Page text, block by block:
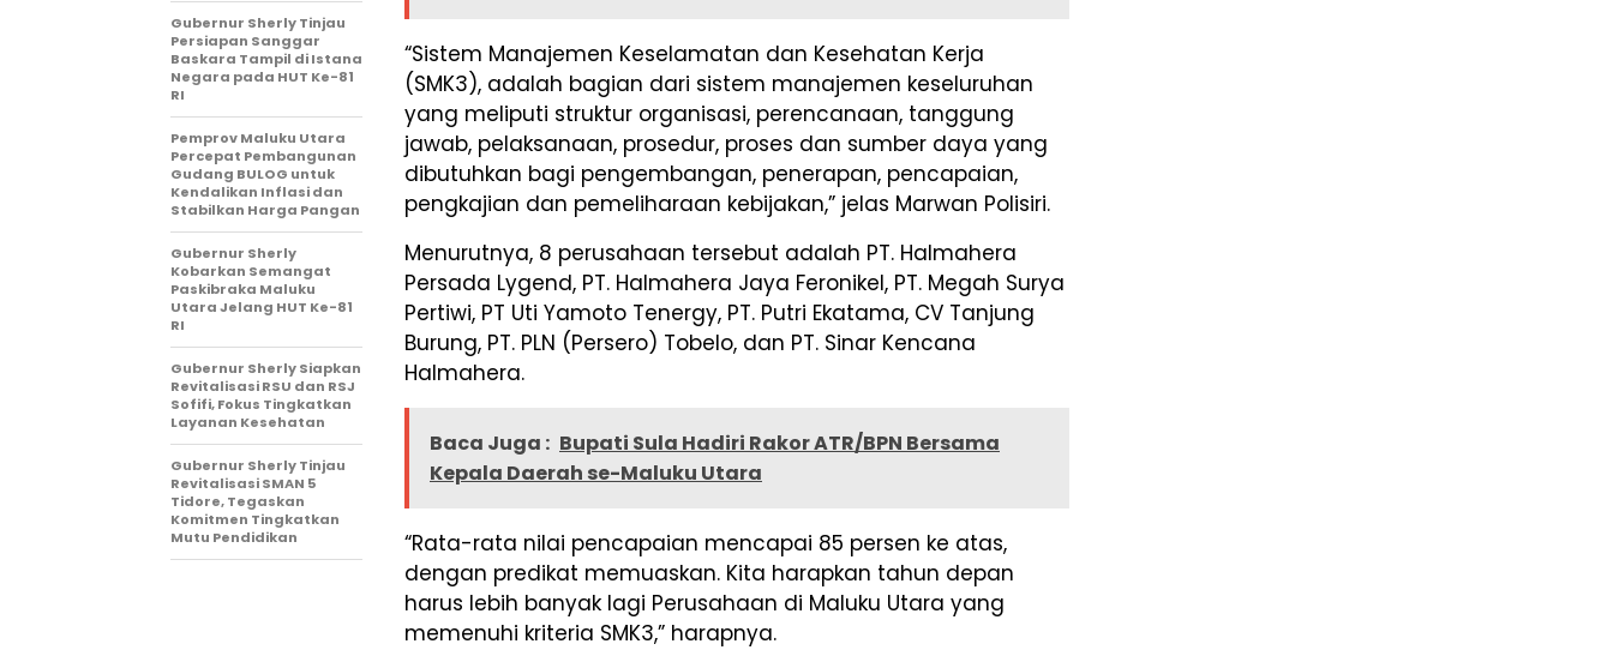
“Sistem Manajemen Keselamatan dan Kesehatan Kerja
(SMK3), adalah bagian dari sistem manajemen keseluruhan
yang meliputi struktur organisasi, perencanaan, tanggung
jawab, pelaksanaan, prosedur, proses dan sumber daya yang
dibutuhkan bagi pengembangan, penerapan, pencapaian,
pengkajian dan pemeliharaan kebijakan,” jelas Marwan Polisiri.
Menurutnya, 8 perusahaan tersebut adalah PT. Halmahera
Persada Lygend, PT. Halmahera Jaya Feronikel, PT. Megah Surya
Pertiwi, PT Uti Yamoto Tenergy, PT. Putri Ekatama, CV Tanjung
Burung, PT. PLN (Persero) Tobelo, dan PT. Sinar Kencana
Halmahera.
Baca Juga : Bupati Sula Hadiri Rakor ATR/BPN Bersama
Kepala Daerah se-Maluku Utara
“Rata-rata nilai pencapaian mencapai 85 persen ke atas,
dengan predikat memuaskan. Kita harapkan tahun depan
harus lebih banyak lagi Perusahaan di Maluku Utara yang
memenuhi kriteria SMK3,” harapnya.
Gubernur Sherly Tinjau
Persiapan Sanggar
Baskara Tampil di Istana
Negara pada HUT Ke-81
RI
Pemprov Maluku Utara
Percepat Pembangunan
Gudang BULOG untuk
Kendalikan Inflasi dan
Stabilkan Harga Pangan
Gubernur Sherly
Kobarkan Semangat
Paskibraka Maluku
Utara Jelang HUT Ke-81
RI
Gubernur Sherly Siapkan
Revitalisasi RSU dan RSJ
Sofifi, Fokus Tingkatkan
Layanan Kesehatan
Gubernur Sherly Tinjau
Revitalisasi SMAN 5
Tidore, Tegaskan
Komitmen Tingkatkan
Mutu Pendidikan